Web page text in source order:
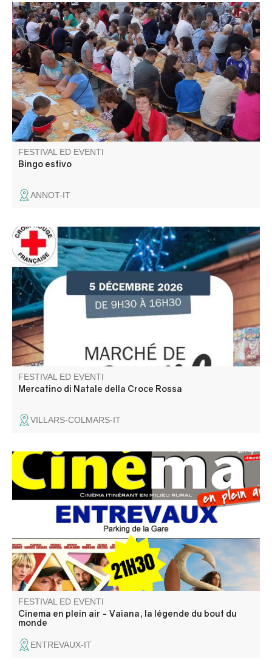
Sotto i platani, il Comité des fêtes organizza l'annuale
tombola. In palio tanti premi!
FESTIVAL ED EVENTI
Bingo estivo
ANNOT-IT
Participez aux actions de la Croix Rouge Française locale
et venez rencontrer l'équipe des bénévoles. De bonnes
affaires sur le marché avant l'arrivée des fêtes.
FESTIVAL ED EVENTI
Mercatino di Natale della Croce Rossa
VILLARS-COLMARS-IT
Projection en plein air du film Vaiana, la légende du bout
du monde.
FESTIVAL ED EVENTI
Cinema en plein air - Vaiana, la légende du bout du
monde
ENTREVAUX-IT